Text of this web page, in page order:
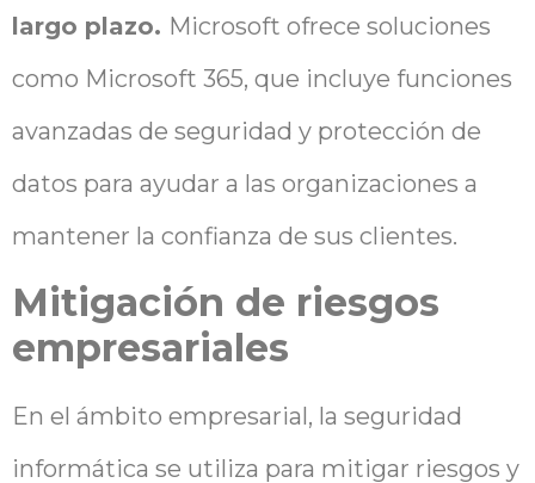
largo plazo. Microsoft ofrece soluciones
como Microsoft 365, que incluye funciones
avanzadas de seguridad y protección de
datos para ayudar a las organizaciones a
mantener la confianza de sus clientes.
Mitigación de riesgos
empresariales
En el ámbito empresarial, la seguridad
informática se utiliza para mitigar riesgos y